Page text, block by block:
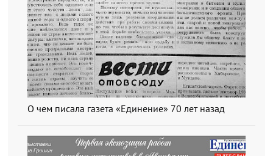
О чем писала газета «Единение» 70 лет назад